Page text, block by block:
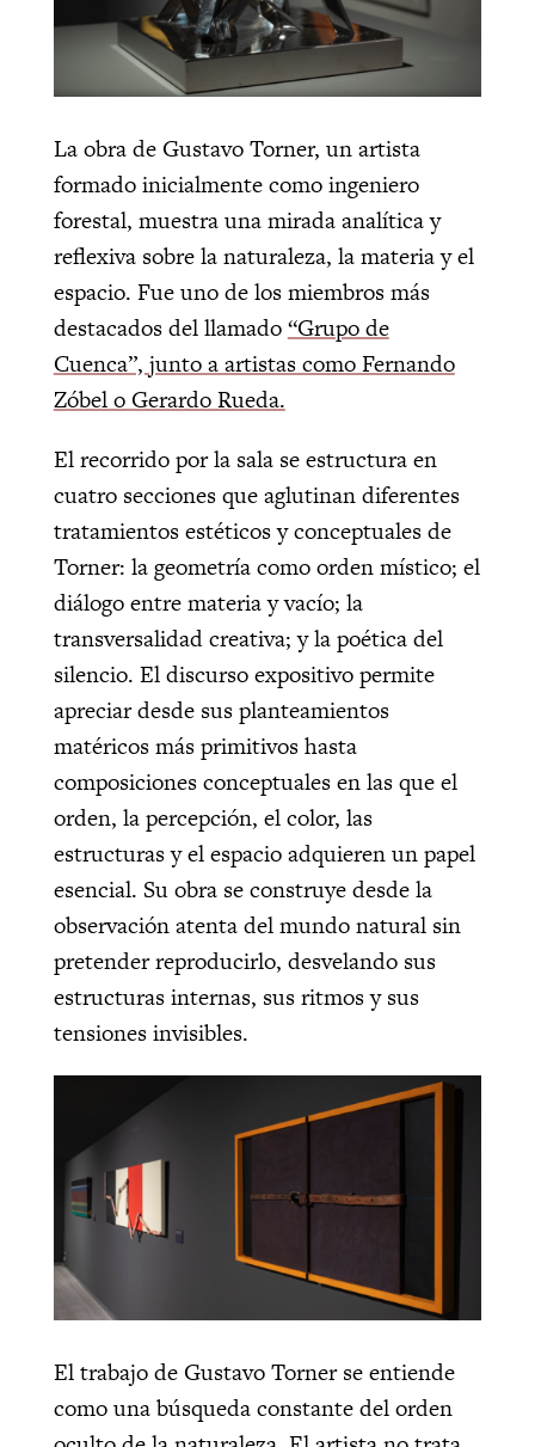
La obra de Gustavo Torner, un artista
formado inicialmente como ingeniero
forestal, muestra una mirada analítica y
reflexiva sobre la naturaleza, la materia y el
espacio. Fue uno de los miembros más
destacados del llamado“Grupo de
Cuenca”, junto a artistas como Fernando
Zóbel o Gerardo Rueda.
El recorrido por la sala se estructura en
cuatro secciones que aglutinan diferentes
tratamientos estéticos y conceptuales de
Torner: la geometría como orden místico; el
diálogo entre materia y vacío; la
transversalidad creativa; y la poética del
silencio. El discurso expositivo permite
apreciar desde sus planteamientos
matéricos más primitivos hasta
composiciones conceptuales en las que el
orden, la percepción, el color, las
estructuras y el espacio adquieren un papel
esencial. Su obra se construye desde la
observación atenta del mundo natural sin
pretender reproducirlo, desvelando sus
estructuras internas, sus ritmos y sus
tensiones invisibles.
El trabajo de Gustavo Torner se entiende
como una búsqueda constante del orden